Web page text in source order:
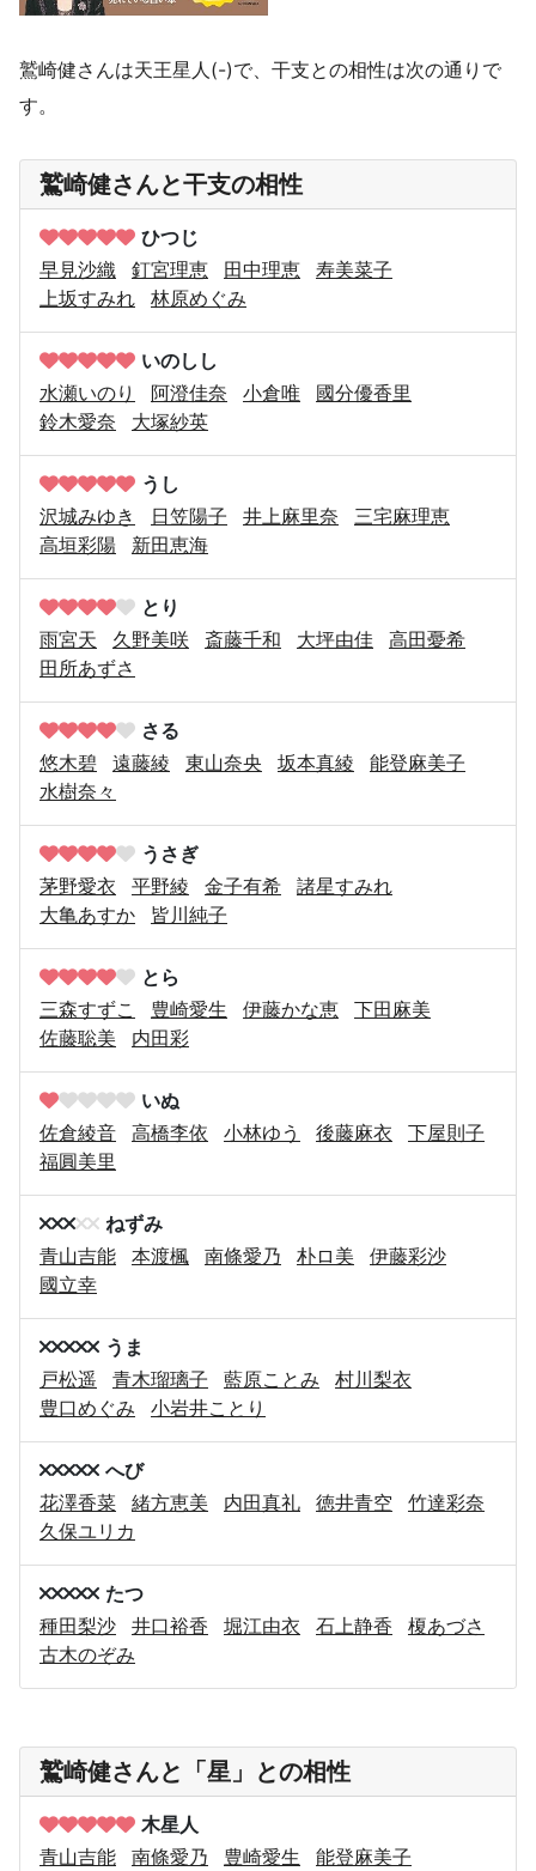
鷲崎健さんは天王星人(-)で、干支との相性は次の通りで
す。
鷲崎健さんと干支の相性
ひつじ
早見沙織
釘宮理恵 田中理恵
寿美菜子
上坂すみれ
林原めぐみ
いのしし
水瀬いのり
阿澄佳奈 小倉唯
國分優香里
鈴木愛奈
大塚紗英
うし
沢城みゆき
日笠陽子 井上麻里奈
三宅麻理恵
高垣彩陽
新田恵海
とり
雨宮天
久野美咲 斎藤千和 大坪由佳
高田憂希
田所あずさ
さる
悠木碧
遠藤綾 東山奈央 坂本真綾
能登麻美子
水樹奈々
うさぎ
茅野愛衣
平野綾 金子有希
諸星すみれ
大亀あすか
皆川純子
とら
三森すずこ
豊崎愛生 伊藤かな恵
下田麻美
佐藤聡美
内田彩
いぬ
佐倉綾音
高橋李依 小林ゆう 後藤麻衣
下屋則子
福圓美里
ねずみ
青山吉能
本渡楓 南條愛乃 朴ロ美
伊藤彩沙
國立幸
うま
戸松遥
青木瑠璃子 藍原ことみ
村川梨衣
豊口めぐみ
小岩井ことり
へび
花澤香菜
緒方恵美 内田真礼 徳井青空
竹達彩奈
久保ユリカ
たつ
種田梨沙
井口裕香 堀江由衣 石上静香
榎あづさ
古木のぞみ
鷲崎健さんと「星」との相性
木星人
青山吉能
南條愛乃 豊崎愛生
能登麻美子